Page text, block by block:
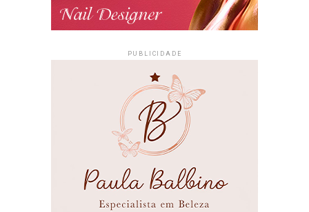
para ficar por dentro dos horários dos jogos,
cobertura dos eventos e das principais notícias de
#Maricá #MaricáRJ #EsquinaDaCopa
#SeleçãoBrasileira #Futebol
#CopaDoMundo #MARÉ
#EsquinaDoMalandro #Cultura #Turismo
#Eventos #MaricáWebTV
#CidadeDeMaricá
PUBLICIDADE